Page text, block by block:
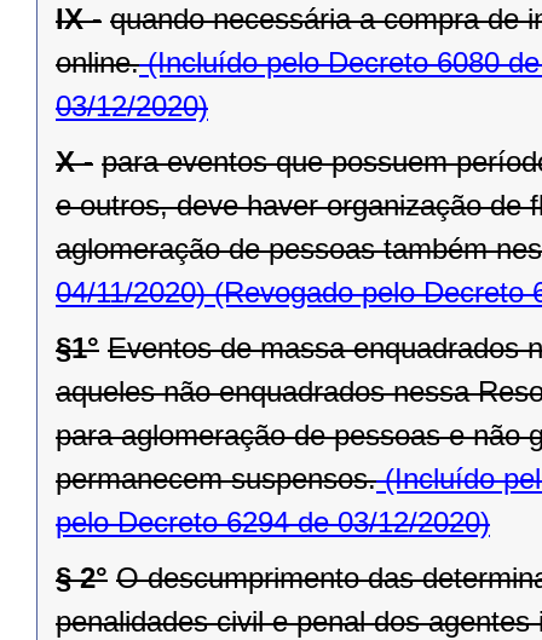
IX - quando necessária a compra de
online.(Incluído pelo Decreto 6080
03/12/2020)
X - para eventos que possuem
e outros, deve haver organização de
aglomeração de pessoas também
04/11/2020)(Revogado pelo Decreto
§1° Eventos de massa enquadrados
aqueles não enquadrados nessa
para aglomeração de pessoas e não
permanecem suspensos.(Incluído
pelo Decreto 6294 de 03/12/2020)
§ 2° O descumprimento das
penalidades civil e penal dos